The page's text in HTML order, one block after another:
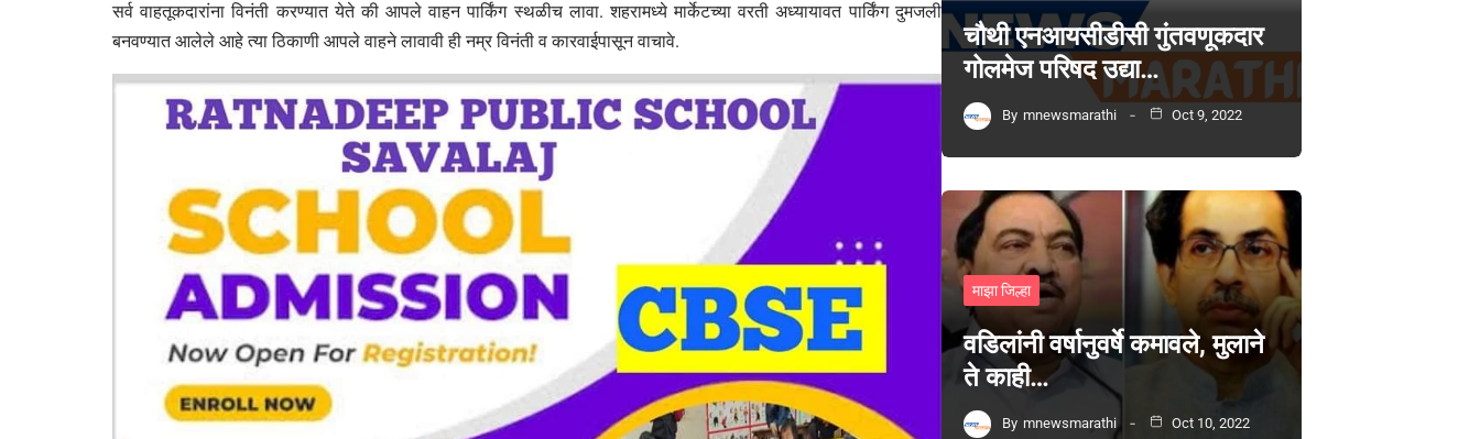
सर्व वाहतूकदारांना विनंती करण्यात येते की आपले वाहन पार्किंग स्थळीच लावा. शहरामध्ये मार्केटच्या वरती अध्यायावत पार्किंग दुमजली
बनवण्यात आलेले आहे त्या ठिकाणी आपले वाहने लावावी ही नम्र विनंती व कारवाईपासून वाचावे.
चौथी एनआयसीडीसी गुंतवणूकदार
गोलमेज परिषद उद्या…
By mnewsmarathi Oct 9, 2022
माझा जिल्हा
वडिलांनी वर्षानुवर्षे कमावले, मुलाने
ते काही…
By mnewsmarathi Oct 10, 2022